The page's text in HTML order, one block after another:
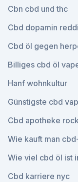
Cbn cbd und thc
Cbd dopamin
Cbd öl gegen
Billiges cbd öl
Hanf wohnkultur
Günstigste cbd
Cbd apotheke
Wie kauft man
Wie viel cbd öl ist
Cbd karriere nyc